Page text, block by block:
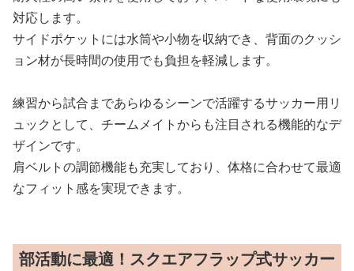
対応します。
サイドポケットには水筒や小物を収納でき、背面のクッシ
ョン材が長時間の使用でも負担を軽減します。
練習から試合まであらゆるシーンで活躍するサッカー用リ
ュックとして、チームメイトからも注目される機能的なデ
ザインです。
肩ベルトの調節機能も充実しており、体格に合わせて最適
なフィット感を実現できます。
部活動に最適！スクエアフラップ式サッカー